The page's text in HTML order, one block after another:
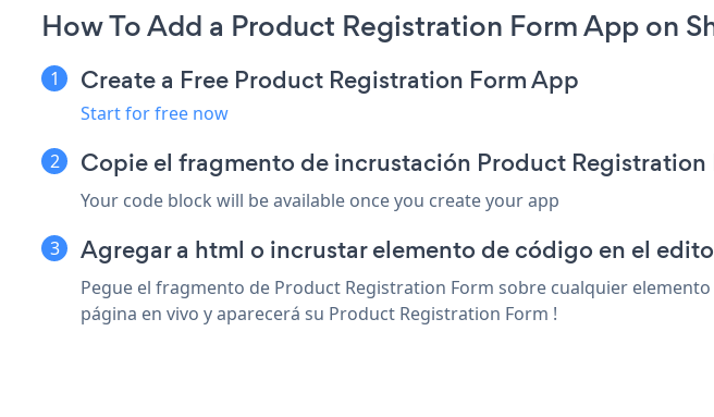
How To Add a Product Registration Form App on
Create a Free Product Registration Form App
Start for free now
Copie el fragmento de incrustación Product Registration
Your code block will be available once you create your app
Agregar a html o incrustar elemento de código en el
Pegue el fragmento de Product Registration Form sobre cualquier
página en vivo y aparecerá su Product Registration Form !